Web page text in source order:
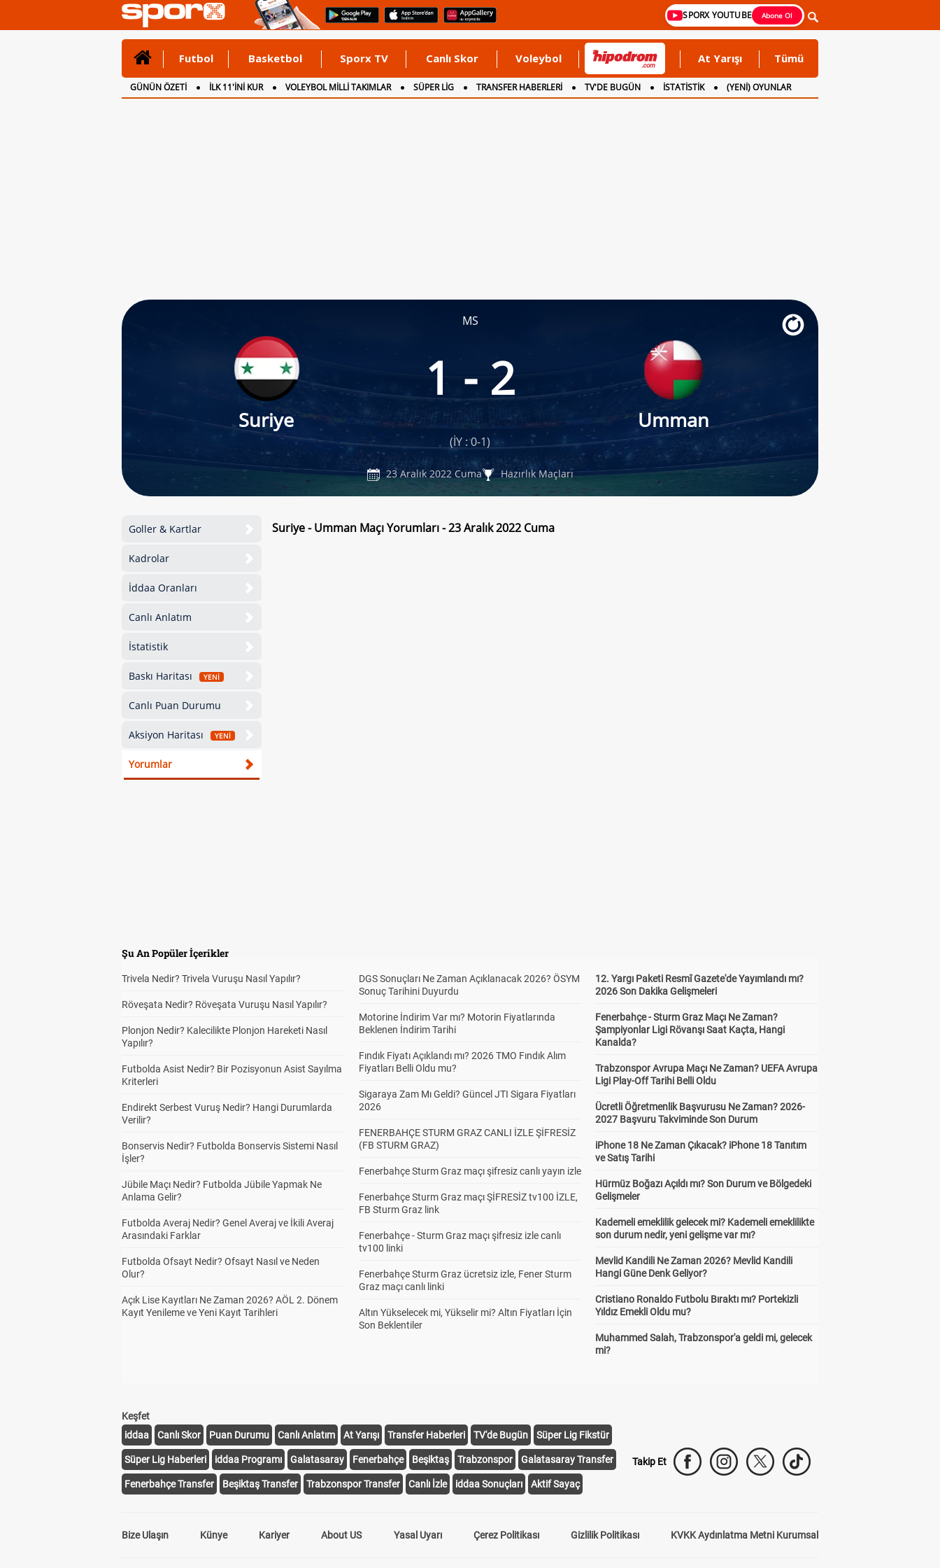
SPORX YOUTUBE Abone Ol
Futbol Basketbol Sporx TV Canlı Skor Voleybol At Yarışı Tümü
GÜNÜN ÖZETİ İLK 11'İNİ KUR VOLEYBOL MİLLİ TAKIMLAR SÜPER LİG TRANSFER HABERLERİ TV'DE BUGÜN İSTATİSTİK
(YENİ) OYUNLAR
CANLI ANLATIM
İNGİLTERE
MS
Suriye
1 - 2
Umman
(İY : 0-1)
23 Aralık 2022 Cuma Hazırlık Maçları
Goller & Kartlar
Kadrolar
İddaa Oranları
Canlı Anlatım
İstatistik
Baskı Haritası YENİ
Canlı Puan Durumu
Aksiyon Haritası YENİ
Yorumlar
Suriye - Umman Maçı Yorumları - 23 Aralık 2022 Cuma
Şu An Popüler İçerikler
Trivela Nedir? Trivela Vuruşu Nasıl Yapılır?
Röveşata Nedir? Röveşata Vuruşu Nasıl Yapılır?
Plonjon Nedir? Kalecilikte Plonjon Hareketi Nasıl
Yapılır?
Futbolda Asist Nedir? Bir Pozisyonun Asist Sayılma
Kriterleri
Endirekt Serbest Vuruş Nedir? Hangi Durumlarda
Verilir?
Bonservis Nedir? Futbolda Bonservis Sistemi Nasıl
İşler?
Jübile Maçı Nedir? Futbolda Jübile Yapmak Ne
Anlama Gelir?
Futbolda Averaj Nedir? Genel Averaj ve İkili Averaj
Arasındaki Farklar
Futbolda Ofsayt Nedir? Ofsayt Nasıl ve Neden
Olur?
Açık Lise Kayıtları Ne Zaman 2026? AÖL 2. Dönem
Kayıt Yenileme ve Yeni Kayıt Tarihleri
DGS Sonuçları Ne Zaman Açıklanacak 2026? ÖSYM
Sonuç Tarihini Duyurdu
Motorine İndirim Var mı? Motorin Fiyatlarında
Beklenen İndirim Tarihi
Fındık Fiyatı Açıklandı mı? 2026 TMO Fındık Alım
Fiyatları Belli Oldu mu?
Sigaraya Zam Mı Geldi? Güncel JTI Sigara Fiyatları
2026
FENERBAHÇE STURM GRAZ CANLI İZLE ŞİFRESİZ
(FB STURM GRAZ)
Fenerbahçe Sturm Graz maçı şifresiz canlı yayın izle
Fenerbahçe Sturm Graz maçı ŞİFRESİZ tv100 İZLE,
FB Sturm Graz link
Fenerbahçe - Sturm Graz maçı şifresiz izle canlı
tv100 linki
Fenerbahçe Sturm Graz ücretsiz izle, Fener Sturm
Graz maçı canlı linki
Altın Yükselecek mi, Yükselir mi? Altın Fiyatları İçin
Son Beklentiler
12. Yargı Paketi Resmî Gazete'de Yayımlandı mı?
2026 Son Dakika Gelişmeleri
Fenerbahçe - Sturm Graz Maçı Ne Zaman?
Şampiyonlar Ligi Rövanşı Saat Kaçta, Hangi
Kanalda?
Trabzonspor Avrupa Maçı Ne Zaman? UEFA Avrupa
Ligi Play-Off Tarihi Belli Oldu
Ücretli Öğretmenlik Başvurusu Ne Zaman? 2026-
2027 Başvuru Takviminde Son Durum
iPhone 18 Ne Zaman Çıkacak? iPhone 18 Tanıtım
ve Satış Tarihi
Hürmüz Boğazı Açıldı mı? Son Durum ve Bölgedeki
Gelişmeler
Kademeli emeklilik gelecek mi? Kademeli emeklilikte
son durum nedir, yeni gelişme var mı?
Mevlid Kandili Ne Zaman 2026? Mevlid Kandili
Hangi Güne Denk Geliyor?
Cristiano Ronaldo Futbolu Bıraktı mı? Portekizli
Yıldız Emekli Oldu mu?
Muhammed Salah, Trabzonspor'a geldi mi, gelecek
mi?
Keşfet
iddaa
Canlı Skor Puan Durumu Canlı Anlatım At Yarışı Transfer Haberleri TV'de Bugün Süper Lig Fikstür
Süper Lig Haberleri iddaa Programı Galatasaray Fenerbahçe Beşiktaş Trabzonspor Galatasaray Transfer
Fenerbahçe Transfer Beşiktaş Transfer Trabzonspor Transfer Canlı İzle iddaa Sonuçları Aktif Sayaç
Takip Et
Bize Ulaşın Künye Kariyer About US Yasal Uyarı Çerez Politikası Gizlilik Politikası KVKK Aydınlatma Metni Kurumsal